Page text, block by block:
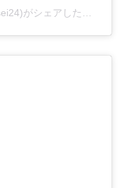
Banzoku@鷺師なwebライター(@sekisei24)がシェアした投稿